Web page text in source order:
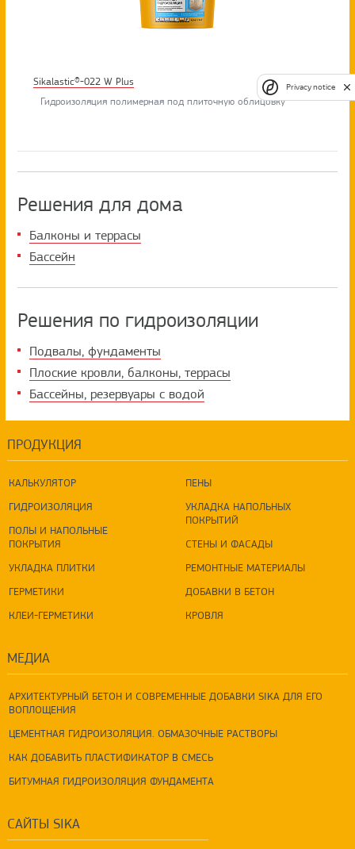
Sikalastic®-022 W Plus
Гидроизоляция полимерная под плиточную облицовку
Решения для дома
Балконы и террасы
Бассейн
Решения по гидроизоляции
Подвалы, фундаменты
Плоские кровли, балконы, террасы
Бассейны, резервуары с водой
ПРОДУКЦИЯ
КАЛЬКУЛЯТОР
ГИДРОИЗОЛЯЦИЯ
ПОЛЫ И НАПОЛЬНЫЕ
ПОКРЫТИЯ
УКЛАДКА ПЛИТКИ
ГЕРМЕТИКИ
КЛЕИ-ГЕРМЕТИКИ
ПЕНЫ
УКЛАДКА НАПОЛЬНЫХ
ПОКРЫТИЙ
СТЕНЫ И ФАСАДЫ
РЕМОНТНЫЕ МАТЕРИАЛЫ
ДОБАВКИ В БЕТОН
КРОВЛЯ
МЕДИА
АРХИТЕКТУРНЫЙ БЕТОН И СОВРЕМЕННЫЕ ДОБАВКИ SIKA ДЛЯ ЕГО
ВОПЛОЩЕНИЯ
ЦЕМЕНТНАЯ ГИДРОИЗОЛЯЦИЯ. ОБМАЗОЧНЫЕ РАСТВОРЫ
КАК ДОБАВИТЬ ПЛАСТИФИКАТОР В СМЕСЬ
БИТУМНАЯ ГИДРОИЗОЛЯЦИЯ ФУНДАМЕНТА
САЙТЫ SIKA
Privacy notice